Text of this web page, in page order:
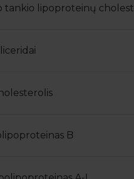
tankio lipoproteinų
B